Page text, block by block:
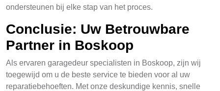
ondersteunen bij elke stap van het proces.
Conclusie: Uw Betrouwbare
Partner in Boskoop
Als ervaren garagedeur specialisten in Boskoop, zijn wij
toegewijd om u de beste service te bieden voor al uw
reparatiebehoeften. Met onze deskundige kennis, snelle